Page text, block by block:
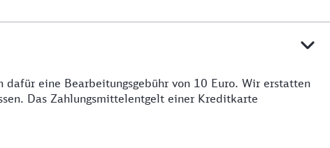
dafür eine Bearbeitungsgebühr von 10 Euro. Wir erstatten
Das Zahlungsmittelentgelt einer Kreditkarte